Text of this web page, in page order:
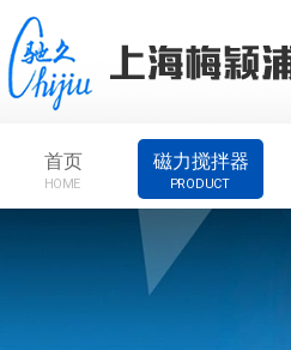
首页
HOME
磁力搅拌器
PRODUCT